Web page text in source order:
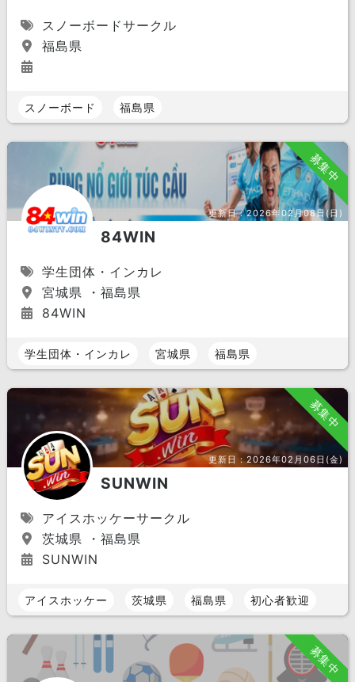
スノーボードサークル
福島県
スノーボード 福島県
募集中
更新日：2026年02月08日(日)
84WIN
学生団体・インカレ
宮城県 ・福島県
84WIN
学生団体・インカレ 宮城県 福島県
募集中
更新日：2026年02月06日(金)
SUNWIN
アイスホッケーサークル
茨城県 ・福島県
SUNWIN
アイスホッケー 茨城県 福島県 初心者歓迎
募集中